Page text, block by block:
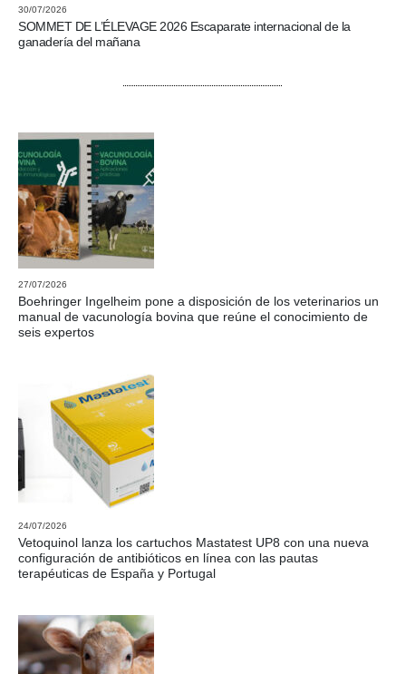
30/07/2026
SOMMET DE L’ÉLEVAGE 2026 Escaparate internacional de la
ganadería del mañana
27/07/2026
Boehringer Ingelheim pone a disposición de los veterinarios un
manual de vacunología bovina que reúne el conocimiento de
seis expertos
24/07/2026
Vetoquinol lanza los cartuchos Mastatest UP8 con una nueva
configuración de antibióticos en línea con las pautas
terapéuticas de España y Portugal